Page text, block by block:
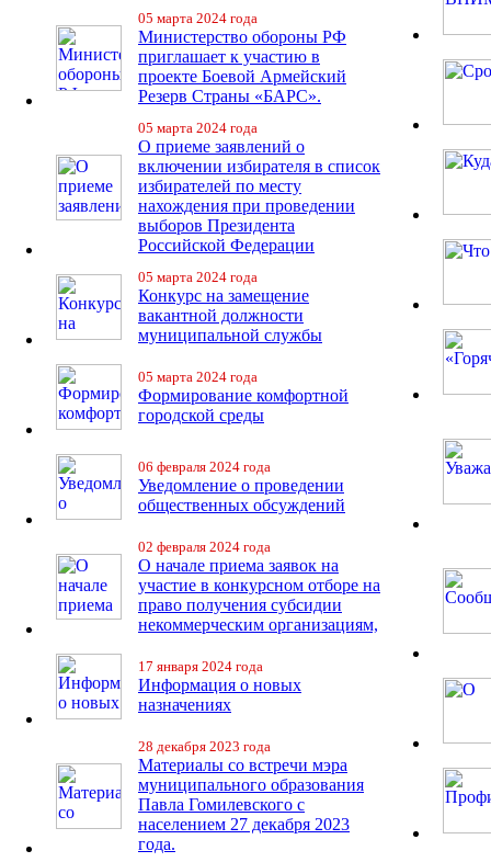
05 марта 2024 года
Министерство обороны РФ
приглашает к участию в
проекте Боевой Армейский
Резерв Страны «БАРС».
05 марта 2024 года
О приеме заявлений о
включении избирателя в список
избирателей по месту
нахождения при проведении
выборов Президента
Российской Федерации
05 марта 2024 года
Конкурс на замещение
вакантной должности
муниципальной службы
05 марта 2024 года
Формирование комфортной
городской среды
06 февраля 2024 года
Уведомление о проведении
общественных обсуждений
02 февраля 2024 года
О начале приема заявок на
участие в конкурсном отборе на
право получения субсидии
некоммерческим организациям,
17 января 2024 года
Информация о новых
назначениях
28 декабря 2023 года
Материалы со встречи мэра
муниципального образования
Павла Гомилевского с
населением 27 декабря 2023
года.